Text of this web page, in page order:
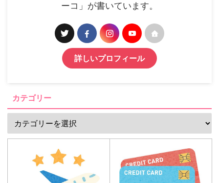
ーコ」が書いています。
詳しいプロフィール
カテゴリー